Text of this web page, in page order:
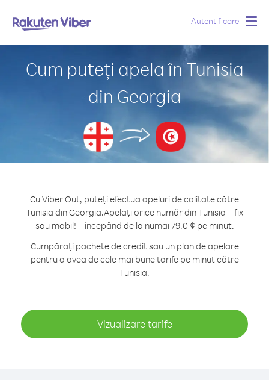
Autentificare
Cum puteți apela în Tunisia
din Georgia
Cu Viber Out, puteți efectua apeluri de calitate către
Tunisia din Georgia.Apelați orice număr din Tunisia – fix
sau mobil! – începând de la numai 79.0 ¢ pe minut.
Cumpărați pachete de credit sau un plan de apelare
pentru a avea de cele mai bune tarife pe minut către
Tunisia.
Vizualizare tarife